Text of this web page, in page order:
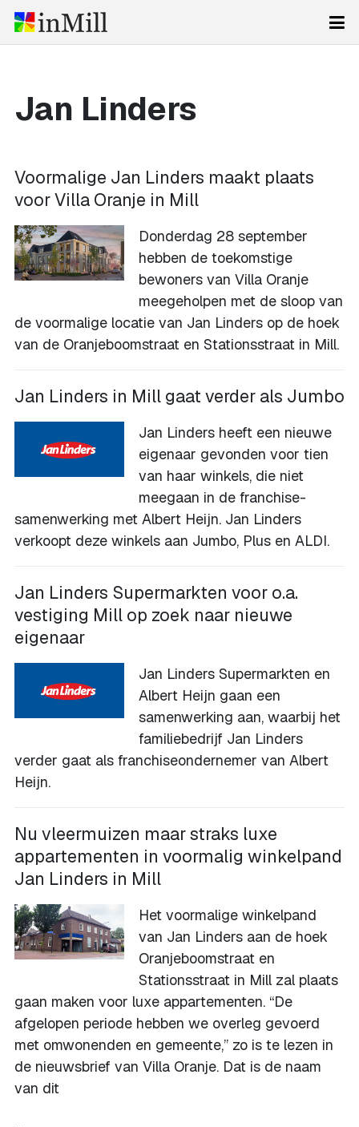
Jan Linders
Voormalige Jan Linders maakt plaats
voor Villa Oranje in Mill
Donderdag 28 september
hebben de toekomstige
bewoners van Villa Oranje
meegeholpen met de sloop van
de voormalige locatie van Jan Linders op de hoek
van de Oranjeboomstraat en Stationsstraat in Mill.
Jan Linders in Mill gaat verder als Jumbo
Jan Linders heeft een nieuwe
eigenaar gevonden voor tien
van haar winkels, die niet
meegaan in de franchise-
samenwerking met Albert Heijn. Jan Linders
verkoopt deze winkels aan Jumbo, Plus en ALDI.
Jan Linders Supermarkten voor o.a.
vestiging Mill op zoek naar nieuwe
eigenaar
Jan Linders Supermarkten en
Albert Heijn gaan een
samenwerking aan, waarbij het
familiebedrijf Jan Linders
verder gaat als franchiseondernemer van Albert
Heijn.
Nu vleermuizen maar straks luxe
appartementen in voormalig winkelpand
Jan Linders in Mill
Het voormalige winkelpand
van Jan Linders aan de hoek
Oranjeboomstraat en
Stationsstraat in Mill zal plaats
gaan maken voor luxe appartementen. “De
afgelopen periode hebben we overleg gevoerd
met omwonenden en gemeente,” zo is te lezen in
de nieuwsbrief van Villa Oranje. Dat is de naam
van dit